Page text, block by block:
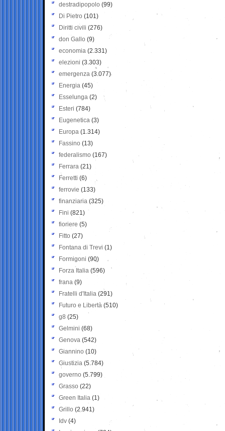
destradipopolo (99)
Di Pietro (101)
Diritti civili (276)
don Gallo (9)
economia (2.331)
elezioni (3.303)
emergenza (3.077)
Energia (45)
Esselunga (2)
Esteri (784)
Eugenetica (3)
Europa (1.314)
Fassino (13)
federalismo (167)
Ferrara (21)
Ferretti (6)
ferrovie (133)
finanziaria (325)
Fini (821)
fioriere (5)
Fitto (27)
Fontana di Trevi (1)
Formigoni (90)
Forza Italia (596)
frana (9)
Fratelli d'Italia (291)
Futuro e Libertà (510)
g8 (25)
Gelmini (68)
Genova (542)
Giannino (10)
Giustizia (5.784)
governo (5.799)
Grasso (22)
Green Italia (1)
Grillo (2.941)
Idv (4)